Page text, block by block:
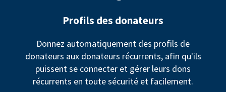
Profils des donateurs
Donnez automatiquement des profils de
donateurs aux donateurs récurrents, afin qu'ils
puissent se connecter et gérer leurs dons
récurrents en toute sécurité et facilement.